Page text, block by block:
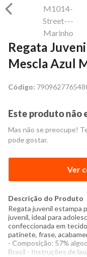
Regata
Mescla Azul
Código:
Este produto não
Mas não se preocupe!
pode gostar.
Ver
Descrição do Produto
Regata juvenil estampa
juvenil, ideal para
confeccionada em
patinete, frase,
- Composição: 57%
Brasil - Instruções de